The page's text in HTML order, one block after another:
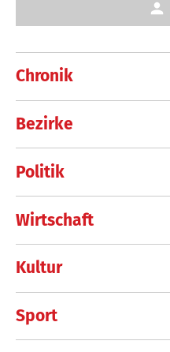
Chronik
Bezirke
Politik
Wirtschaft
Kultur
Sport